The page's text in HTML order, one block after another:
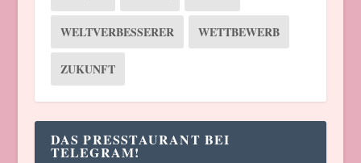
WELTVERBESSERER WETTBEWERB
ZUKUNFT
DAS PRESSTAURANT BEI
TELEGRAM!